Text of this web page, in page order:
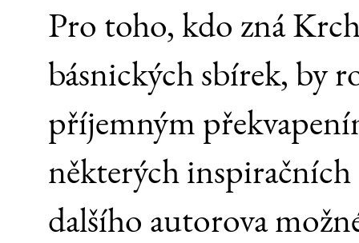
Pro toho, kdo zná
básnických sbírek, by
příjemným
některých
dalšího autorova